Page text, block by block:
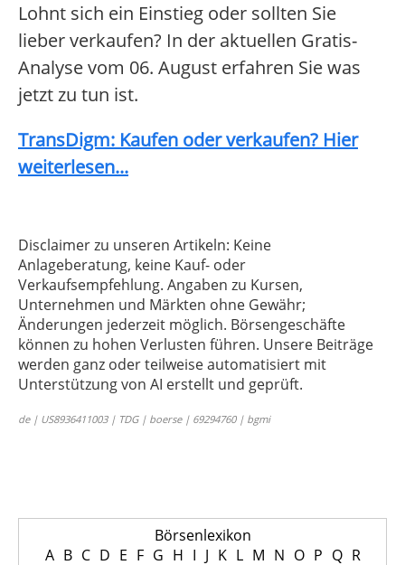
Lohnt sich ein Einstieg oder sollten Sie
lieber verkaufen? In der aktuellen Gratis-
Analyse vom 06. August erfahren Sie was
jetzt zu tun ist.
TransDigm: Kaufen oder verkaufen? Hier
weiterlesen...
Disclaimer zu unseren Artikeln: Keine
Anlageberatung, keine Kauf- oder
Verkaufsempfehlung. Angaben zu Kursen,
Unternehmen und Märkten ohne Gewähr;
Änderungen jederzeit möglich. Börsengeschäfte
können zu hohen Verlusten führen. Unsere Beiträge
werden ganz oder teilweise automatisiert mit
Unterstützung von AI erstellt und geprüft.
de | US8936411003 | TDG | boerse | 69294760 | bgmi
Börsenlexikon
A B C D E F G H I J K L M N O P Q R